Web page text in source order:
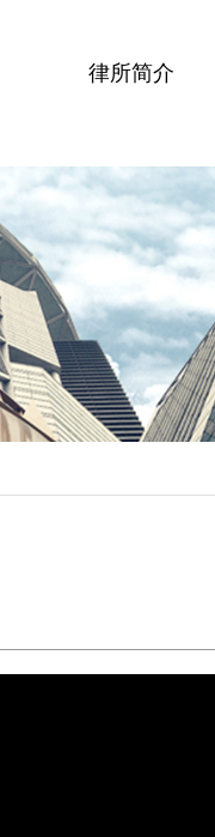
律所简介